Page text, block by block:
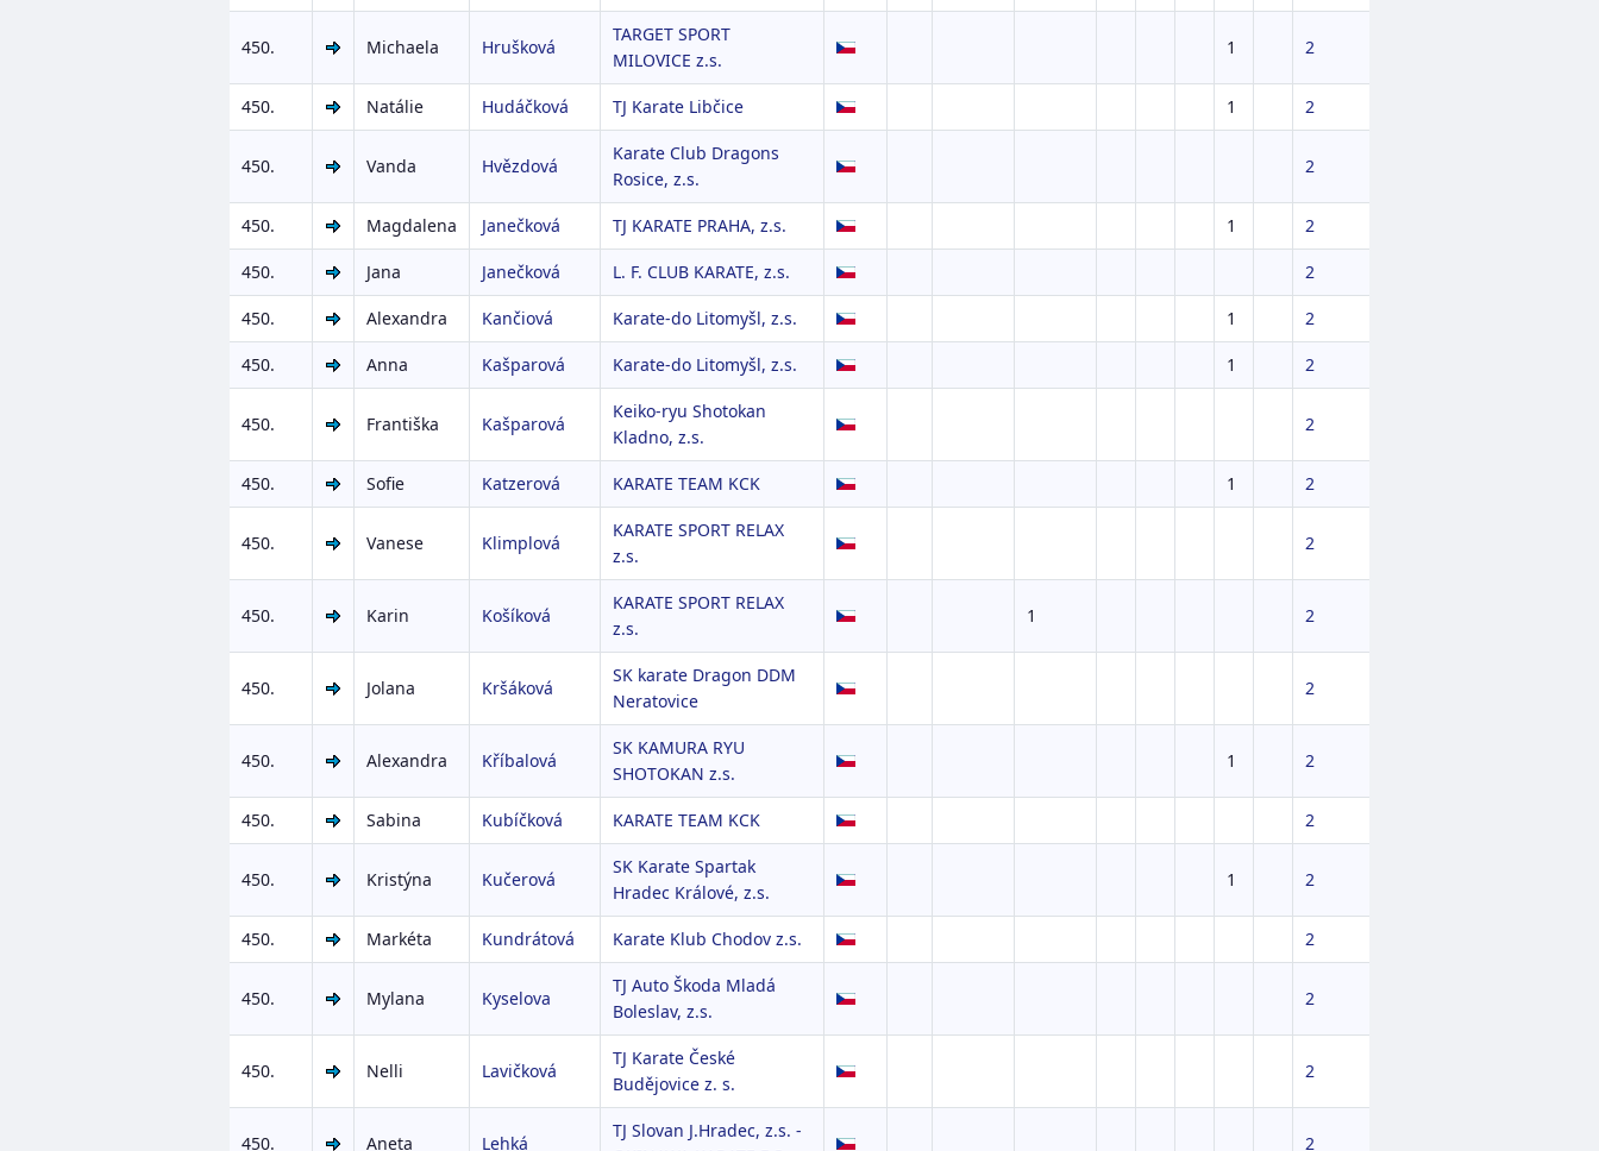
450. Michaela Hrušková
TARGET SPORT
MILOVICE z.s.
1 2
450. Natálie Hudáčková TJ Karate Libčice 1 2
450. Vanda Hvězdová
Karate Club Dragons
Rosice, z.s.
2
450. Magdalena Janečková TJ KARATE PRAHA, z.s. 1 2
450. Jana Janečková L. F. CLUB KARATE, z.s. 2
450. Alexandra Kančiová Karate-do Litomyšl, z.s. 1 2
450. Anna Kašparová Karate-do Litomyšl, z.s. 1 2
450. Františka Kašparová
Keiko-ryu Shotokan
Kladno, z.s.
2
450. Sofie Katzerová KARATE TEAM KCK 1 2
450. Vanese Klimplová
KARATE SPORT RELAX
z.s.
2
450. Karin Košíková
KARATE SPORT RELAX
z.s.
1 2
450. Jolana Kršáková
SK karate Dragon DDM
Neratovice
2
450. Alexandra Kříbalová
SK KAMURA RYU
SHOTOKAN z.s.
1 2
450. Sabina Kubíčková KARATE TEAM KCK 2
450. Kristýna Kučerová
SK Karate Spartak
Hradec Králové, z.s.
1 2
450. Markéta Kundrátová Karate Klub Chodov z.s. 2
450. Mylana Kyselova
TJ Auto Škoda Mladá
Boleslav, z.s.
2
450. Nelli Lavičková
TJ Karate České
Budějovice z. s.
2
450. Aneta Lehká
TJ Slovan J.Hradec, z.s. -
2